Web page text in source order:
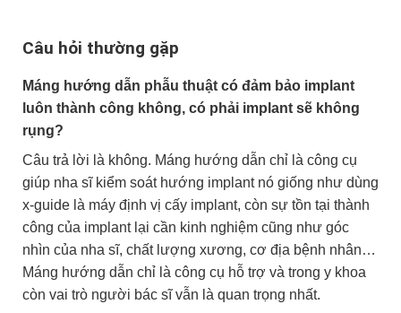
Câu hỏi thường gặp
Máng hướng dẫn phẫu thuật có đảm bảo implant
luôn thành công không, có phải implant sẽ không
rụng?
Câu trả lời là không. Máng hướng dẫn chỉ là công cụ
giúp nha sĩ kiểm soát hướng implant nó giống như dùng
x-guide là máy định vị cấy implant, còn sự tồn tại thành
công của implant lại cần kinh nghiệm cũng như góc
nhìn của nha sĩ, chất lượng xương, cơ địa bệnh nhân…
Máng hướng dẫn chỉ là công cụ hỗ trợ và trong y khoa
còn vai trò người bác sĩ vẫn là quan trọng nhất.